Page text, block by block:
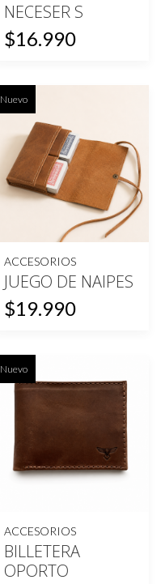
NECESER S
$16.990
Nuevo
ACCESORIOS
JUEGO DE NAIPES
$19.990
Nuevo
ACCESORIOS
BILLETERA
OPORTO